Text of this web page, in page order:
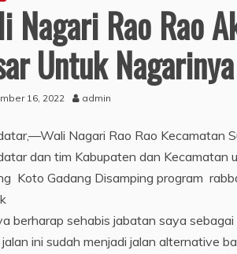
Nagari Rao Rao
Untuk Nagarinya
16, 2022 admin
Nagari Rao Rao Kecamatan
dan tim Kabupaten dan Kecamatan
Koto Gadang Disamping program
berharap sehabis jabatan saya
ini sudah menjadi jalan alternative